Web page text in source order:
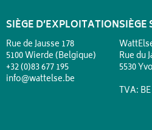
SIÈGE D’EXPLOITATION
Rue de Jausse 178
5100 Wierde (Belgique)
+32 (0)83 677 195
info@wattelse.be
SIÈGE
Rue du
5530
TVA: BE